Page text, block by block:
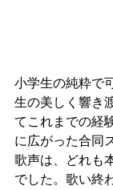
小学生の純粋で
生の美しく響き
てこれまでの経
に広がった合同
歌声は、どれも
でした。歌い終